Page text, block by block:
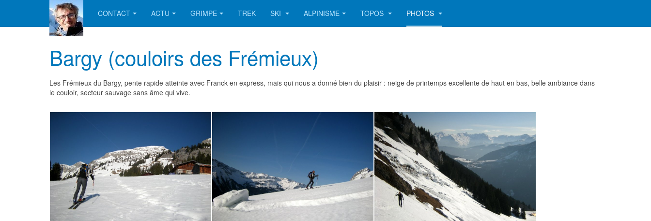
CONTACT ACTU GRIMPE TREK SKI ALPINISME TOPOS PHOTOS
Bargy (couloirs des Frémieux)
Les Frémieux du Bargy, pente rapide atteinte avec Franck en express, mais qui nous a donné bien du plaisir : neige de printemps excellente de haut en bas, belle ambiance dans
le couloir, secteur sauvage sans âme qui vive.